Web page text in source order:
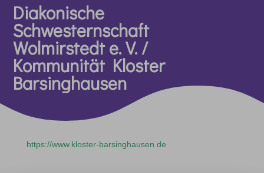
Diakonische
Schwesternschaft
Wolmirstedt e. V. /
Kommunität Kloster
Barsinghausen
https://www.kloster-barsinghausen.de